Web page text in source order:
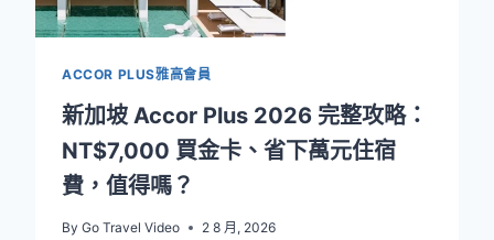
太
區
店
折
優
惠
與
ACCOR PLUS雅高會員
新加坡 Accor Plus 2026 完整攻略：
NT$7,000 買金卡、省下萬元住宿
費，值得嗎？
By Go Travel Video 2 8 月, 2026